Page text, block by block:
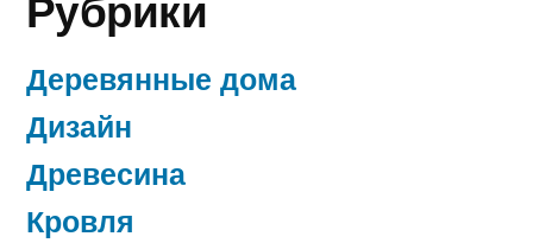
Деревянные дома
Дизайн
Древесина
Кровля